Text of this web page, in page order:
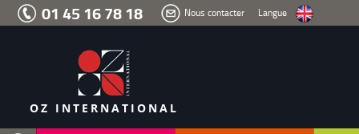
Aller
menu
recherche
01 45 16 78 18 Nous contacter Langue
OZ INTERNATIONAL